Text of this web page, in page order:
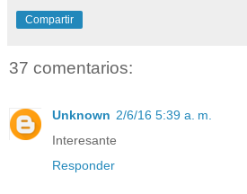
Compartir
37 comentarios:
Unknown 2/6/16 5:39 a. m.
Interesante
Responder